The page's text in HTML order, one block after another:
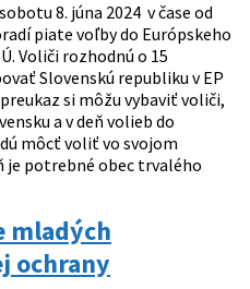
8. júna 2024 v čase od
piate voľby do Európskeho
Voliči rozhodnú o 15
Slovenskú republiku v EP
si môžu vybaviť voliči,
a v deň volieb do
môcť voliť vo svojom
je potrebné obec trvalého
mladých
ochrany